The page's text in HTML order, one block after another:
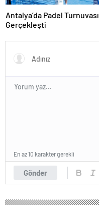
Antalya’da Padel Turnuvası
Gerçekleşti
Gönder
En az 10 karakter gerekli